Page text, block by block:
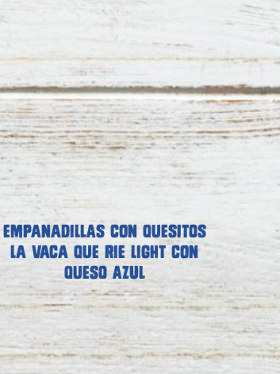
EMPANADILLAS CON QUESITOS
LA VACA QUE RIE LIGHT CON
QUESO AZUL